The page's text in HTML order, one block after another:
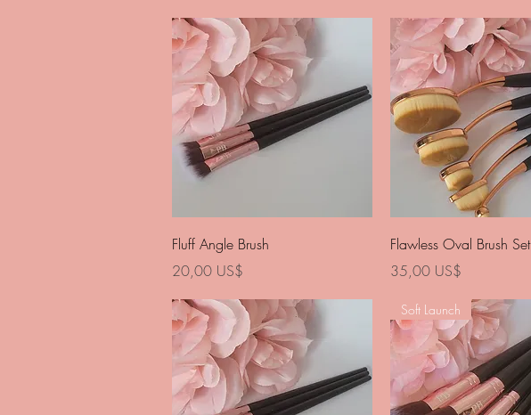
Vista rápida
Fluff Angle Brush
Precio
20,00 US$
Vista rápida
Flawless Oval Brush Set
Precio
35,00 US$
Soft Launch